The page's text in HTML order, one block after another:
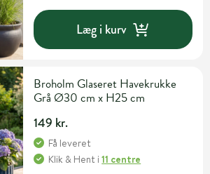
Læg i kurv
Broholm Glaseret Havekrukke
Grå Ø30 cm x H25 cm
149 kr.
Få leveret
Klik & Hent i11 centre